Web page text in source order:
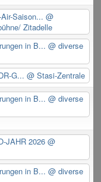
Saison... @
Zitadelle
in B... @ diverse
G...@ Stasi-Zentrale
in B... @ diverse
JAHR 2026 @
in B... @ diverse